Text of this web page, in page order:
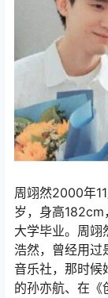
周翊然2000年
岁，身高
大学毕业。周翊
浩然，曾经用过
音乐社，那时候
的孙亦航、在《